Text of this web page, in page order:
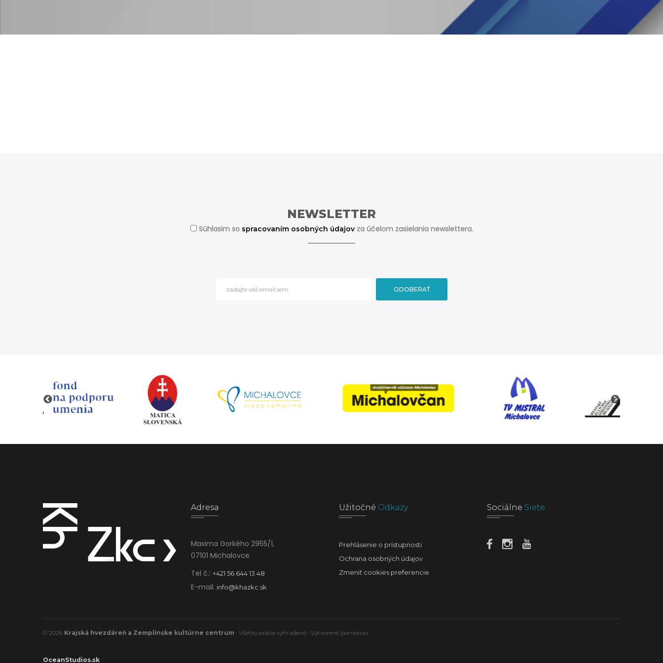
NEWSLETTER
Súhlasim so spracovaním osobných údajov za účelom zasielania newslettera.
ODOBERAŤ
Adresa
Maxima Gorkého 2955/1,
07101 Michalovce
Tel č.: +421 56 644 13 48
E-mail: info@khazkc.sk
Užitočné Odkazy
Prehlásenie o prístupnosti
Ochrana osobných údajov
Zmeniť cookies preferencie
Sociálne Siete
© 2026 Krajská hvezdáreň a Zemplínske kultúrne centrum • Všetky práva vyhradené • Vytvorené pomocou
OceanStudios.sk